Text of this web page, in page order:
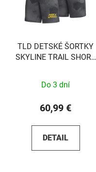
TLD DETSKÉ ŠORTKY
SKYLINE TRAIL SHORT
Do 3 dní
60,99 €
DETAIL